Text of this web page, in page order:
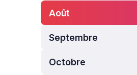
Août
Septembre
Octobre